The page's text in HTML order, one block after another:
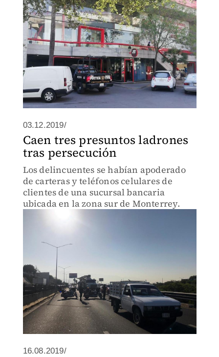
03.12.2019/
Caen tres presuntos ladrones
tras persecución
Los delincuentes se habían apoderado
de carteras y teléfonos celulares de
clientes de una sucursal bancaria
ubicada en la zona sur de Monterrey.
16.08.2019/